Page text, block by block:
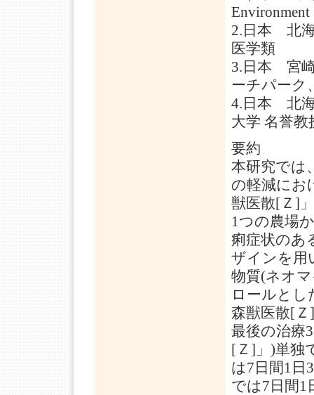
2.日本 北海
医学類
3.日本 宮崎
ーチパーク
4.日本 北
大学 名誉教
要約
本研究では
の軽減にお
獣医散[Ｚ]
1つの農場
痢症状のあ
ザインを用
物質(ネオ
ロールとし
森獣医散[
最後の治療
[Ｚ]」)単独
は7日間1日
では7日間1